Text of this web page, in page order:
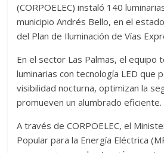
(CORPOELEC) instaló 140
municipio Andrés Bello, en el
del Plan de Iluminación de Vías
En el sector Las Palmas, el equipo
luminarias con tecnología LED que
visibilidad nocturna, optimizan la
promueven un alumbrado eficiente.
A través de CORPOELEC, el
Popular para la Energía Eléctrica